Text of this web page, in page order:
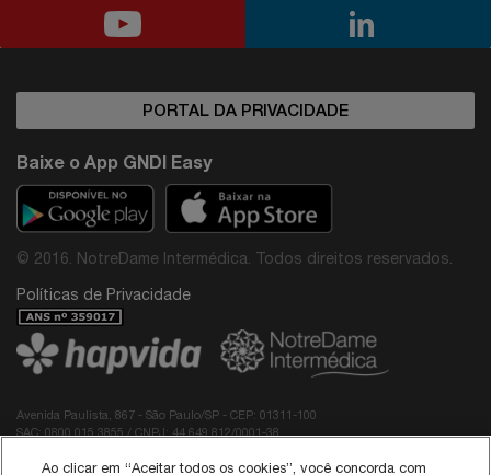
PORTAL DA PRIVACIDADE
Baixe o App GNDI Easy
© 2016. NotreDame Intermédica. Todos direitos reservados.
Políticas de Privacidade
Avenida Paulista, 867 - São Paulo/SP - CEP: 01311-100
SAC: 0800 015 3855 / CNPJ: 44.649.812/0001-38
CRM: 40.137
Ao clicar em “Aceitar todos os cookies”, você concorda com